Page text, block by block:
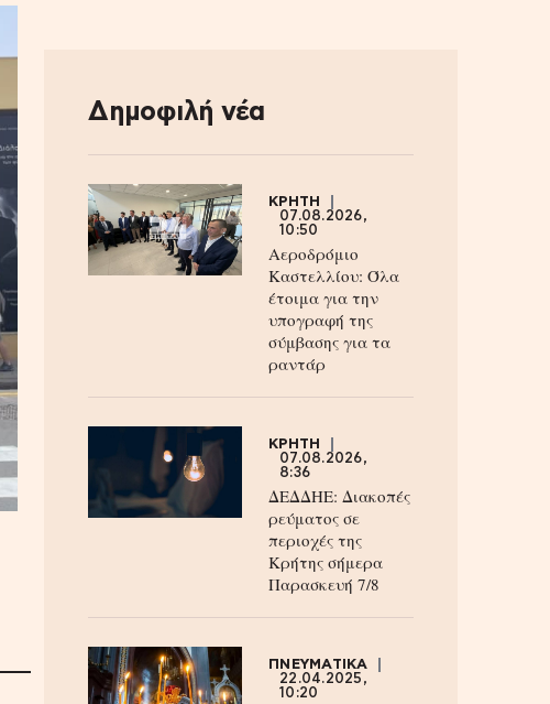
Δημοφιλή νέα
ΚΡΗΤΗ
07.08.2026,
10:50
Αεροδρόμιο
Καστελλίου: Όλα
έτοιμα για την
υπογραφή της
σύμβασης για τα
ραντάρ
ΚΡΗΤΗ
07.08.2026,
8:36
ΔΕΔΔΗΕ: Διακοπές
ρεύματος σε
περιοχές της
Κρήτης σήμερα
Παρασκευή 7/8
ΠΝΕΥΜΑΤΙΚΑ
22.04.2025,
10:20